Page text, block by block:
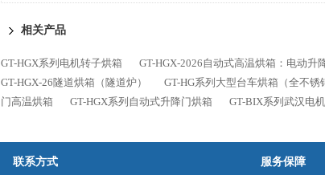
相关产品
GT-HGX系列电机转子烘箱 GT-HGX-2026自动式高温烘箱：电动升
GT-HGX-26隧道烘箱（隧道炉）
GT-HG系列大型台车烘箱（全不锈
门高温烘箱
GT-HGX系列自动式升降门烘箱 GT-BIX系列武汉电
联系方式 服务保障